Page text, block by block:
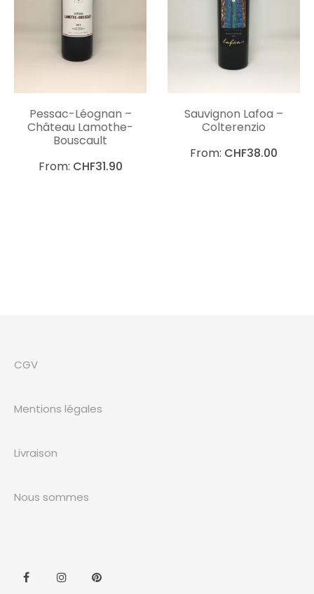
Pessac-Léognan –
Château Lamothe-
Bouscault
From: CHF31.90
Sauvignon Lafoa –
Colterenzio
From: CHF38.00
CGV
Mentions légales
Livraison
Nous sommes